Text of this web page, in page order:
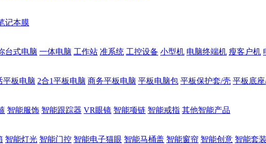
记本膜
台式电脑 一体电脑 工作站 准系统 工控设备 小型机 电脑终端机 瘦客户机
平板电脑 2合1平板电脑 商务平板电脑 平板电脑包 平板保护套/壳 平板底
智能服饰 智能跟踪器 VR眼镜 智能项链 智能戒指 其他智能产品
智能灯光 智能门控 智能电子猫眼 智能马桶盖 智能窗帘 智能创意 智能套